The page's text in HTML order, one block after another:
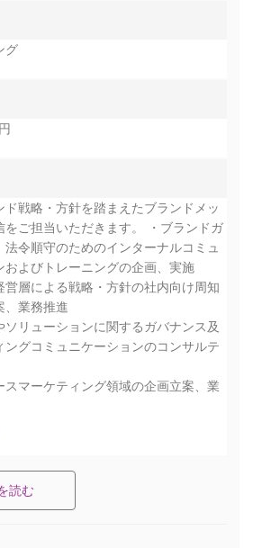
グ
ド戦略・方針を踏まえたブランドメッ
をご担当いただきます。 ・ブランドガ
法令順守のためのインターナルコミュ
およびトレーニングの企画、実施
営層による戦略・方針の社内向け周知
、業務推進
ソリューションに関するガバナンス及
ングコミュニケーションのコンサルテ
スマーケティング領域の企画立案、業
読む